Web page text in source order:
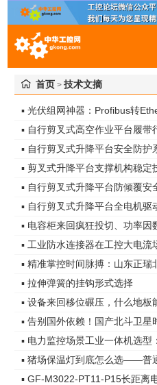
首页 > 技术文摘
▪ 光伏组网神器：Profibus转
▪ 自行剪叉式高空作业平台履带
▪ 自行剪叉式升降平台安全防护
▪ 剪叉式升降平台支撑机构稳定
▪ 自行剪叉式升降平台防倾覆安
▪ 自行剪叉式升降平台全电机驱
▪ 工业防水连接器在工控大电流
▪ 拉伸弹簧的挂钩形式选择
▪ 设备来回移位碾压，什么地板
▪ GF-M3022-PT11-P15长距离